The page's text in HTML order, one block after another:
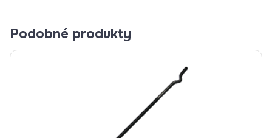
Podobné produkty